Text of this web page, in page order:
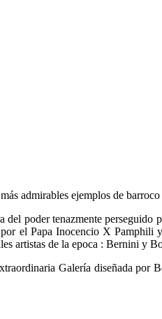
admirables ejemplos de
poder tenazmente perseguido
el Papa Inocencio X Pamphili
artistas de la epoca : Bernini y
Galería diseñada por